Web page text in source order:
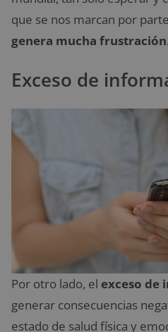
que se nos marcan por
genera mucha frustración.
Exceso de
Por otro lado, el exceso de
generar consecuencias
estado de salud física y